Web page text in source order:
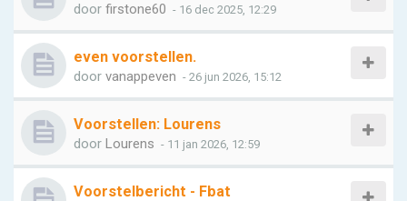
door firstone60 - 16 dec 2025, 12:29
even voorstellen.
door vanappeven - 26 jun 2026, 15:12
Voorstellen: Lourens
door Lourens - 11 jan 2026, 12:59
Voorstelbericht - Fbat